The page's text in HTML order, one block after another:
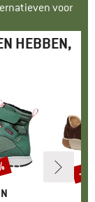
voor
HEBBEN,
-